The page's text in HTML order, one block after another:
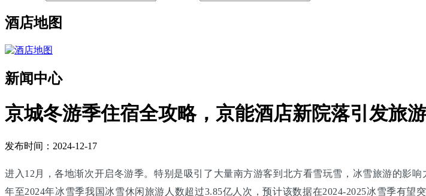
酒店地图
新闻中心
京城冬游季住宿全攻略，京能酒店新院落引发旅
发布时间：2024-12-17
进入12月，各地渐次开启冬游季。特别是吸引了大量南方游客到北方看雪玩雪，冰雪旅游的影
年至2024年冰雪季我国冰雪休闲旅游人数超过3.85亿人次，预计该数据在2024-2025冰雪季有